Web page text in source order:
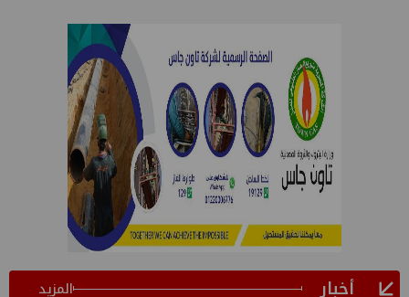
أخبار المزيد